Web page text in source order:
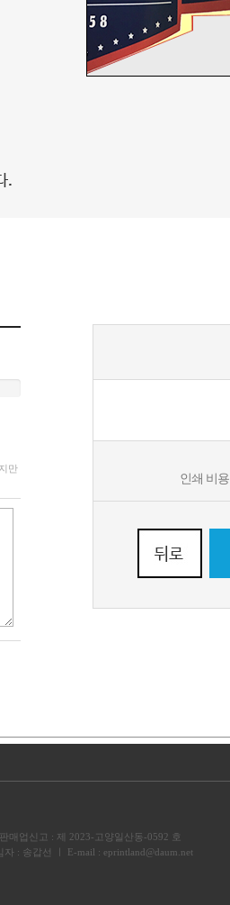
만
인쇄 비용
매업신고 : 제 2023-고양일산동-0592 호
: 송갑선 ㅣ E-mail : eprintland@daum.net